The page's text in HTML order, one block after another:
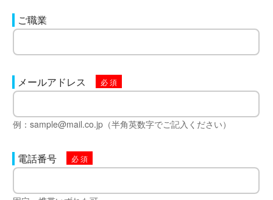
ご職業
メールアドレス
例：sample@mail.co.jp（半角英数字でご記入ください）
電話番号